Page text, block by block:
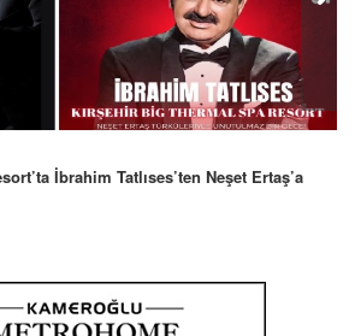
İbrahim Tatlıses’ten Neşet Ertaş’a